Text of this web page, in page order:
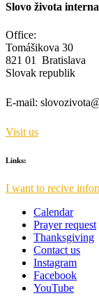
Slovo života
Office:
Tomášikova 30
821 01 Bratislava
Slovak republik
E-mail:
Visit us
Links:
I want to recive
Calendar
Prayer request
Thanksgiving
Contact us
Instagram
Facebook
YouTube